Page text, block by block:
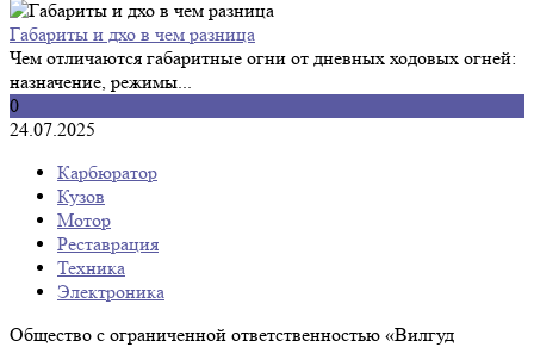
Габариты и дхо в чем разница
Чем отличаются габаритные огни от дневных ходовых огней:
назначение, режимы...
0
24.07.2025
Карбюратор
Кузов
Мотор
Реставрация
Техника
Электроника
Общество с ограниченной ответственностью «Вилгуд